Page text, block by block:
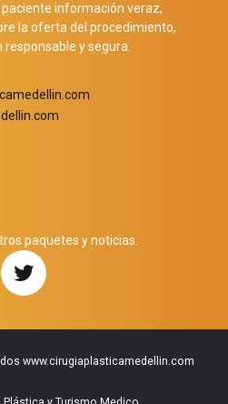
información veraz,
la oferta del procedimiento,
y segura.
paquetes y noticias.
www.cirugiaplasticamedellin.com
Facebook MessengerInstagramGoogle Map